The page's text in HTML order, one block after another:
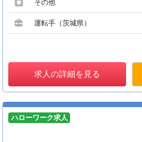
その他
運転手（茨城県）
求人の詳細を見る
ハローワーク求人